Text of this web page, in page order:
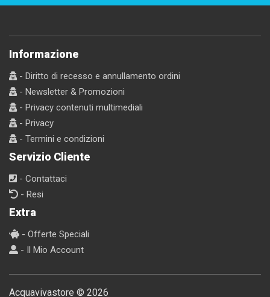
Informazione
- Diritto di recesso e annullamento ordini
- Newsletter & Promozioni
- Privacy contenuti multimediali
- Privacy
- Termini e condizioni
Servizio Cliente
- Contattaci
- Resi
Extra
- Offerte Speciali
- Il Mio Account
Acquavivastore © 2026